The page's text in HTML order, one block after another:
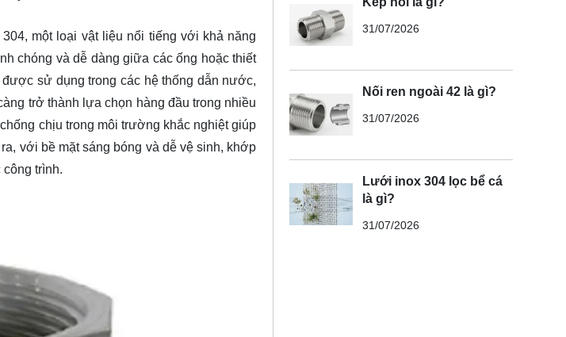
một loại vật liệu nổi tiếng với khả năng
chóng và dễ dàng giữa các ống hoặc thiết
sử dụng trong các hệ thống dẫn nước,
trở thành lựa chọn hàng đầu trong nhiều
chịu trong môi trường khắc nghiệt giúp
với bề mặt sáng bóng và dễ vệ sinh, khớp
công trình.
31/07/2026
Nối ren ngoài 42 là gì?
31/07/2026
Lưới inox 304 lọc bể cá
là gì?
31/07/2026